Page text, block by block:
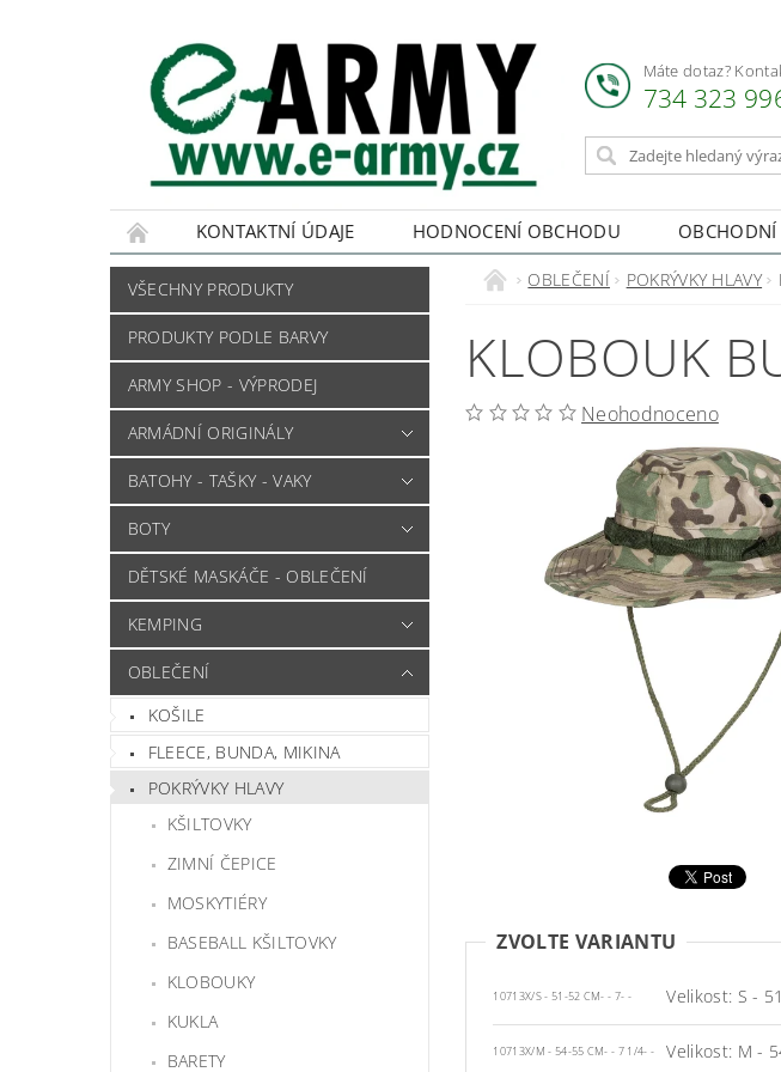
Máte dotaz?
734 323
KONTAKTNÍ ÚDAJE HODNOCENÍ OBCHODU
VŠECHNY PRODUKTY
PRODUKTY PODLE BARVY
ARMY SHOP - VÝPRODEJ
ARMÁDNÍ ORIGINÁLY
BATOHY - TAŠKY - VAKY
BOTY
DĚTSKÉ MASKÁČE - OBLEČENÍ
KEMPING
OBLEČENÍ
KOŠILE
FLEECE, BUNDA, MIKINA
POKRÝVKY HLAVY
KŠILTOVKY
ZIMNÍ ČEPICE
MOSKYTIÉRY
BASEBALL KŠILTOVKY
KLOBOUKY
KUKLA
BARETY
OBLEČENÍ POKRÝVKY HLAVY
KLOBOUK
Neohodnoceno
ZVOLTE VARIANTU
10713X/S - 51-52 CM- - 7- - Velikost: S -
10713X/M - 54-55 CM- - 7 1/4- - Velikost: M -